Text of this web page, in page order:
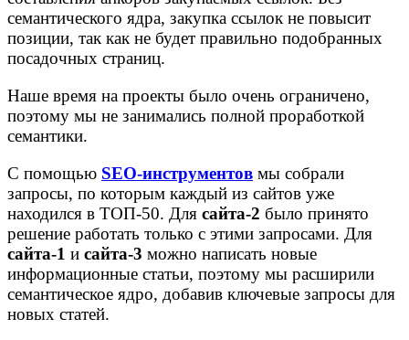
семантического ядра, закупка ссылок не повысит
позиции, так как не будет правильно подобранных
посадочных страниц.
Наше время на проекты было очень ограничено,
поэтому мы не занимались полной проработкой
семантики.
С помощью SEO-инструментов мы собрали
запросы, по которым каждый из сайтов уже
находился в ТОП-50. Для сайта-2 было принято
решение работать только с этими запросами. Для
сайта-1 и сайта-3 можно написать новые
информационные статьи, поэтому мы расширили
семантическое ядро, добавив ключевые запросы для
новых статей.